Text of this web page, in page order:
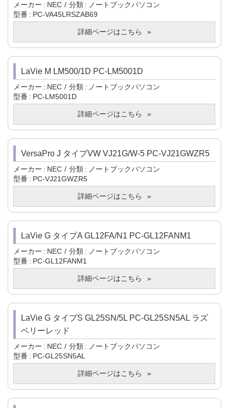
メーカー NEC 分類
ノートブックパソコン
型番
PC-VA45LRSZAB69
詳細ページはこちら
LaVie M LM500/1D PC-LM5001D
メーカー NEC 分類
ノートブックパソコン
型番
PC-LM5001D
詳細ページはこちら
VersaPro J タイプVW VJ21G/W-5 PC-VJ21GWZR5
メーカー NEC 分類
ノートブックパソコン
型番
PC-VJ21GWZR5
詳細ページはこちら
LaVie G タイプA GL12FA/N1 PC-GL12FANM1
メーカー NEC 分類
ノートブックパソコン
型番
PC-GL12FANM1
詳細ページはこちら
LaVie G タイプS GL25SN/5L PC-GL25SN5AL ラズ
ベリーレッド
メーカー NEC 分類
ノートブックパソコン
型番
PC-GL25SN5AL
詳細ページはこちら